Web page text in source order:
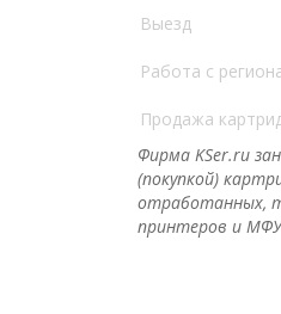
Выезд
Работа с
Продажа
Фирма KSer.ru
(покупкой)
отработанных,
принтеров и МФУ